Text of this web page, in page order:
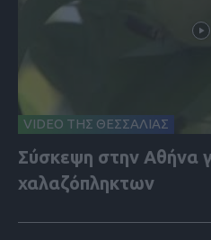
VIDEO ΤΗΣ ΘΕΣΣΑΛΙΑΣ
Σύσκεψη στην Αθήνα
χαλαζόπληκτων